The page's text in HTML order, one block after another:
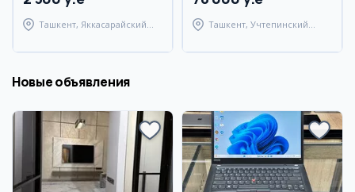
Ташкент, Яккасарайский
Ташкент, Учтепинский
Новые объявления